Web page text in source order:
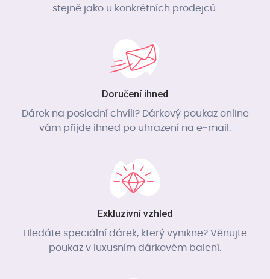
stejně jako u konkrétních prodejců.
Doručení ihned
Dárek na poslední chvíli? Dárkový poukaz online
vám přijde ihned po uhrazení na e‑mail.
Exkluzivní vzhled
Hledáte speciální dárek, který vynikne? Věnujte
poukaz v luxusním dárkovém balení.